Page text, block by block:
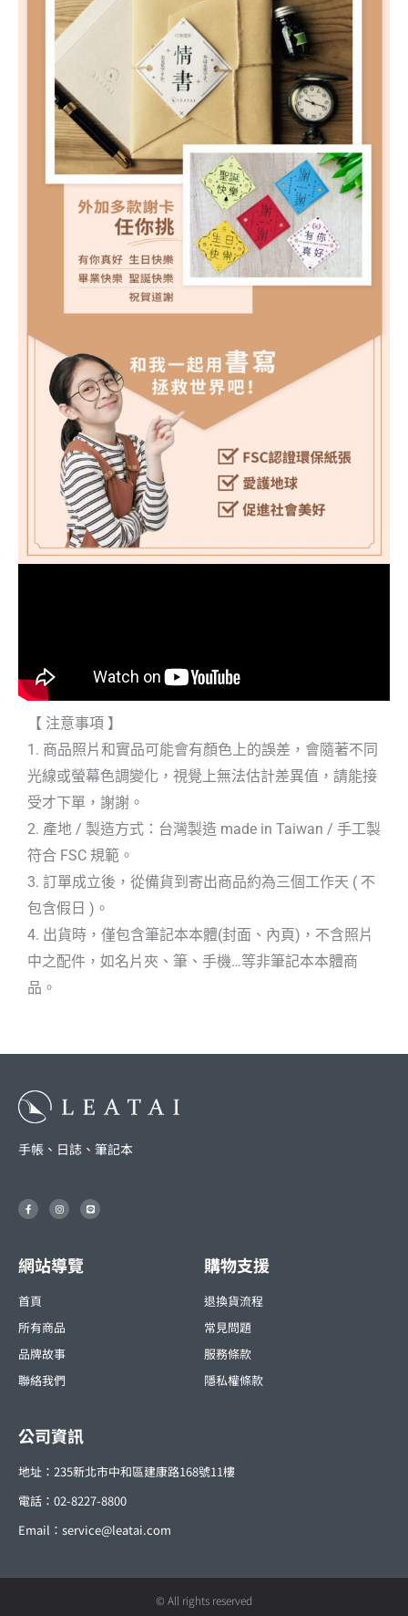
【 注意事項 】
1. 商品照片和實品可能會有顏色上的誤差，會隨著不同
光線或螢幕色調變化，視覺上無法估計差異值，請能接
受才下單，謝謝。
2. 產地 / 製造方式：台灣製造 made in Taiwan / 手工製
符合 FSC 規範。
3. 訂單成立後，從備貨到寄出商品約為三個工作天 ( 不
包含假日 )。
4. 出貨時，僅包含筆記本本體(封面、內頁)，不含照片
中之配件，如名片夾、筆、手機…等非筆記本本體商
品。
手帳、日誌、筆記本
F
a
c
k
-
I
n
s
r
a
m
L
i
n
網站導覽
首頁
所有商品
品牌故事
聯絡我們
購物支援
退換貨流程
常見問題
服務條款
隱私權條款
公司資訊
地址：235新北市中和區建康路168號11樓
電話：02-8227-8800
Email： service@leatai.com
© All rights reserved